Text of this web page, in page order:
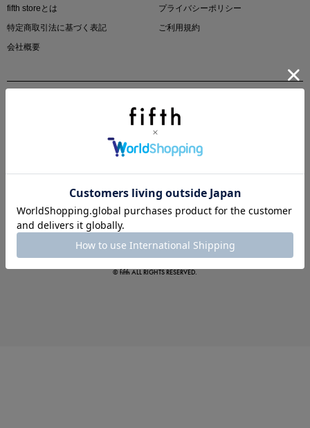
この夏の主役確定！
真夏のオフィスカジュアル
fifth storeとは
プライバシーポリシー
特定商取引法に基づく表記
ご利用規約
会社概要
© fifth ALL RIGHTS RESERVED.